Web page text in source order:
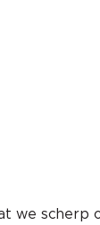
we scherp